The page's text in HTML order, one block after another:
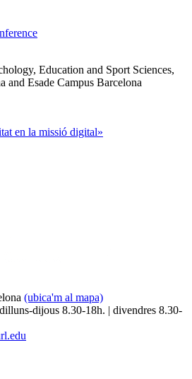
Education and Sport Sciences,
and Esade Campus Barcelona
en la missió digital»
(ubica'm al mapa)
dijous 8.30-18h. | divendres 8.30-